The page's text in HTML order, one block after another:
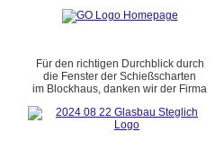
Für den richtigen Durchblick durch
die Fenster der Schießscharten
im Blockhaus, danken wir der Firma